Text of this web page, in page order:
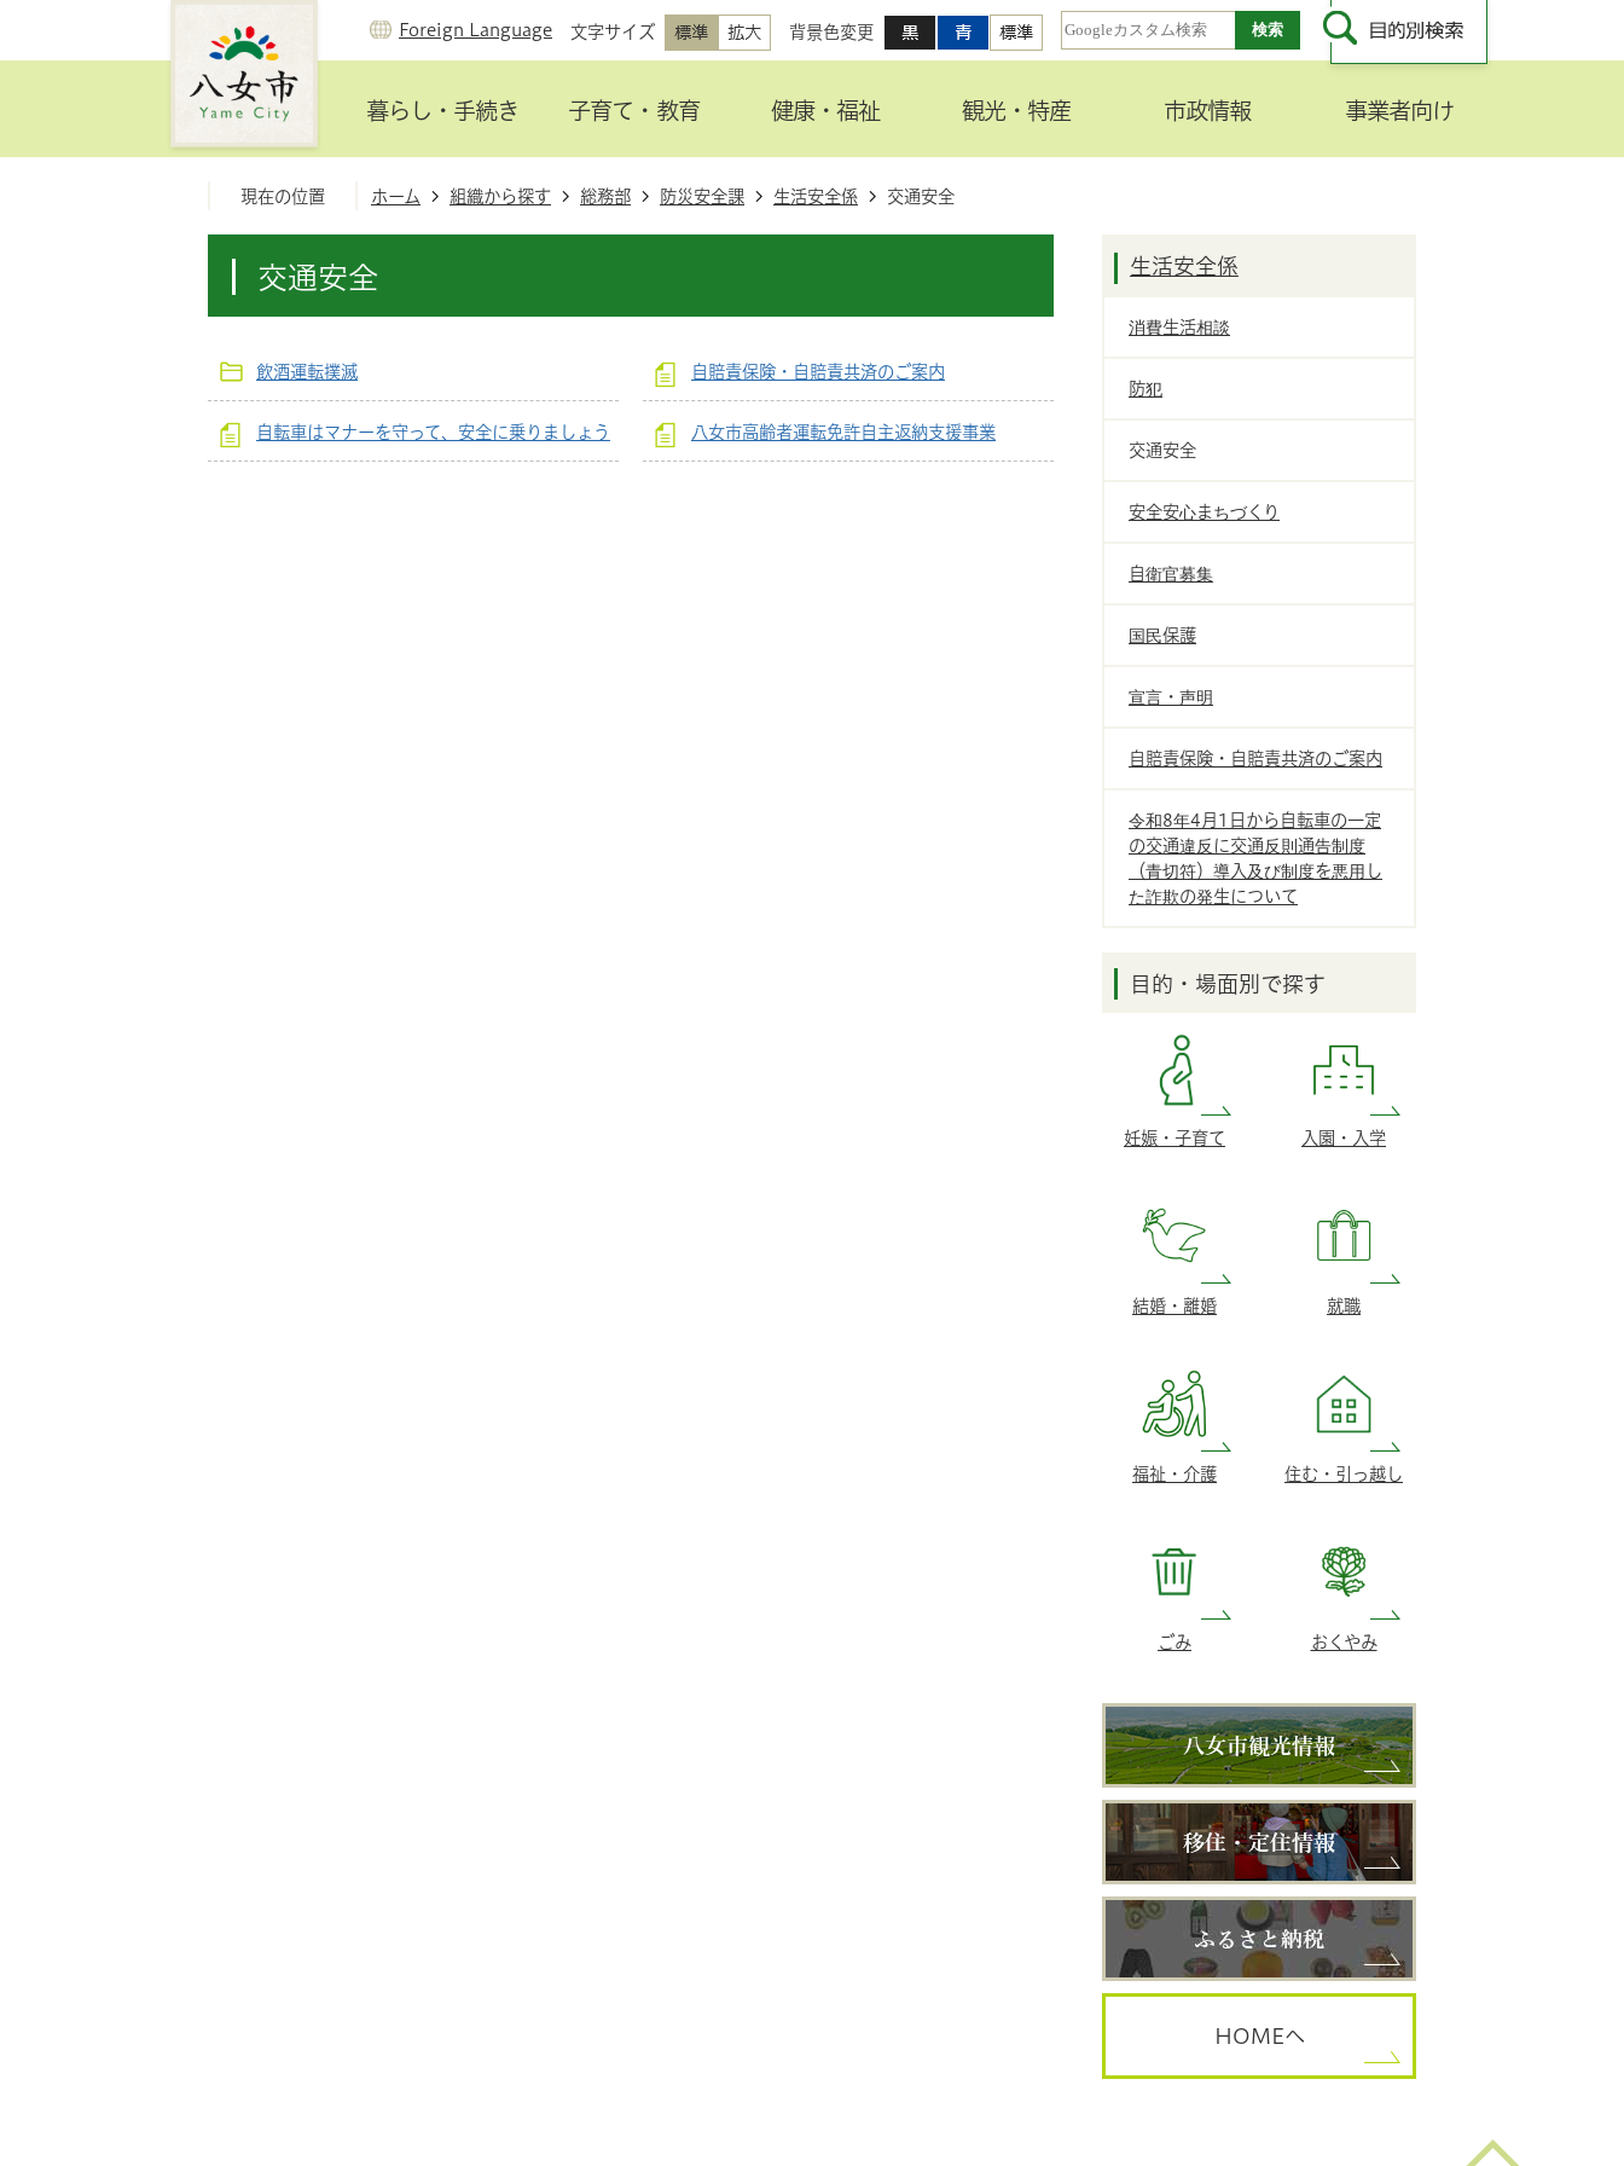
Foreign Language 文字サイズ 背景色変更
暮らし・手続き 子育て・教育 健康・福祉 観光・特産 市政情報 事業者向け
現在の位置 ホーム 組織から探す 総務部 防災安全課 生活安全係 交通安全
交通安全
飲酒運転撲滅 自賠責保険・自賠責共済のご案内
自転車はマナーを守って、安全に乗りましょう 八女市高齢者運転免許自主返納支援事業
生活安全係
消費生活相談
防犯
交通安全
安全安心まちづくり
自衛官募集
国民保護
宣言・声明
自賠責保険・自賠責共済のご案内
令和8年4月1日から自転車の一定
の交通違反に交通反則通告制度
（青切符）導入及び制度を悪用し
た詐欺の発生について
目的・場面別で探す
妊娠・子育て 入園・入学
結婚・離婚 就職
福祉・介護 住む・引っ越し
ごみ おくやみ
HOMEへ